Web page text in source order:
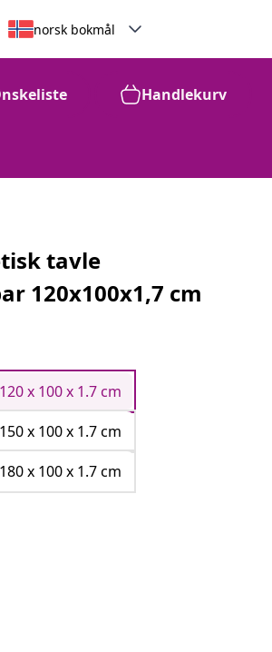
norsk bokmål
Handlekurv
tavle
120x100x1,7 cm
120 x 100 x 1.7 cm
150 x 100 x 1.7 cm
180 x 100 x 1.7 cm